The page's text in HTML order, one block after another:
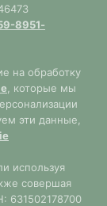
8951-
на обработку
, которые мы
эти данные,
используя
совершая
631502178700